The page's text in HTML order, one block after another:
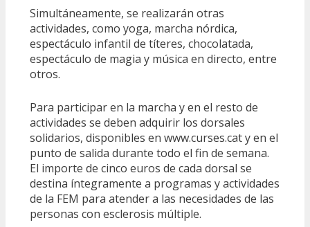
Simultáneamente, se realizarán otras
actividades, como yoga, marcha nórdica,
espectáculo infantil de títeres, chocolatada,
espectáculo de magia y música en directo, entre
otros.
Para participar en la marcha y en el resto de
actividades se deben adquirir los dorsales
solidarios, disponibles en www.curses.cat y en el
punto de salida durante todo el fin de semana.
El importe de cinco euros de cada dorsal se
destina íntegramente a programas y actividades
de la FEM para atender a las necesidades de las
personas con esclerosis múltiple.